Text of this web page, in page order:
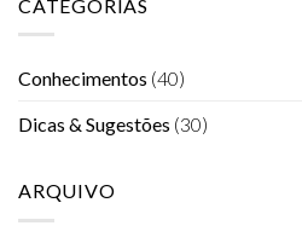
CATEGORIAS
Conhecimentos (40)
Dicas & Sugestões (30)
ARQUIVO